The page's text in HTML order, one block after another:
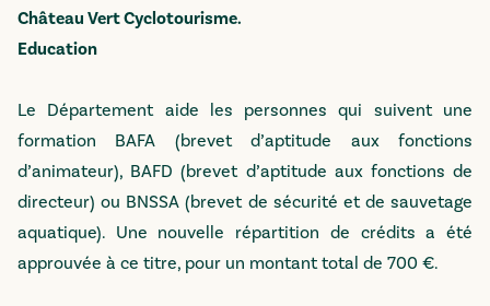
Château Vert Cyclotourisme.
Education
Le Département aide les personnes qui suivent une
formation BAFA (brevet d’aptitude aux fonctions
d’animateur), BAFD (brevet d’aptitude aux fonctions de
directeur) ou BNSSA (brevet de sécurité et de sauvetage
aquatique). Une nouvelle répartition de crédits a été
approuvée à ce titre, pour un montant total de 700 €.